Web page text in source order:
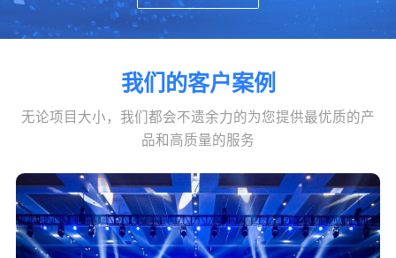
我们的客户案例
无论项目大小，我们都会不遗余力的为您提供最优质的产
品和高质量的服务